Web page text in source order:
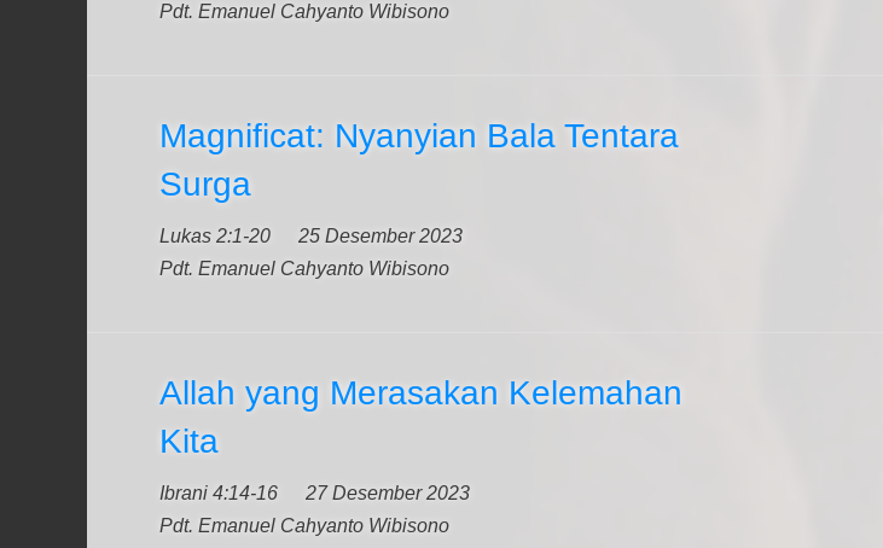
Pdt. Emanuel Cahyanto Wibisono
Magnificat: Nyanyian Bala Tentara
Surga
Lukas 2:1-20
25 Desember 2023
Pdt. Emanuel Cahyanto Wibisono
Allah yang Merasakan Kelemahan
Kita
Ibrani 4:14-16
27 Desember 2023
Pdt. Emanuel Cahyanto Wibisono